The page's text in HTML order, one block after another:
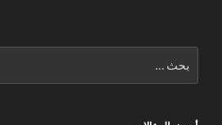
عن: